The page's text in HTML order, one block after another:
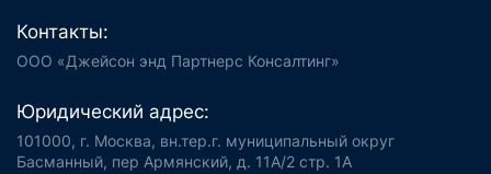
Контакты:
ООО «Джейсон энд Партнерс Консалтинг»
Юридический адрес:
101000, г. Москва, вн.тер.г. муниципальный округ
Басманный, пер Армянский, д. 11А/2 стр. 1А